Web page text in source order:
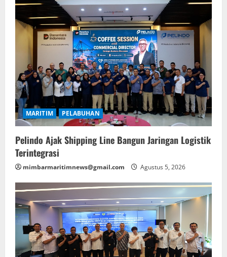
MARITIM PELABUHAN
Pelindo Ajak Shipping Line Bangun Jaringan Logistik
Terintegrasi
mimbarmaritimnews@gmail.com Agustus 5, 2026